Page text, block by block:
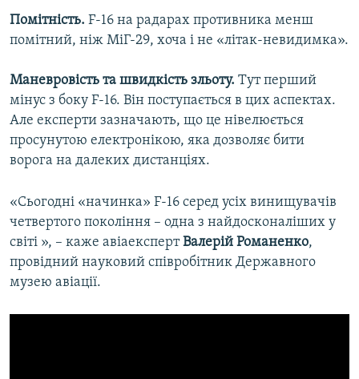
Помітність. F-16 на радарах противника менш
помітний, ніж МіГ-29, хоча і не «літак-невидимка».
Маневровість та швидкість зльоту. Тут перший
мінус з боку F-16. Він поступається в цих аспектах.
Але експерти зазначають, що це нівелюється
просунутою електронікою, яка дозволяє бити
ворога на далеких дистанціях.
«Сьогодні «начинка» F-16 серед усіх винищувачів
четвертого покоління – одна з найдосконаліших у
світі », – каже авіаекспертВалерій Романенко,
провідний науковий співробітник Державного
музею авіації.